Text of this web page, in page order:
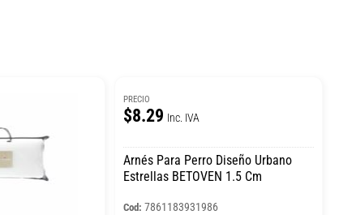
PRECIO
$8.29 Inc. IVA
Arnés Para Perro Diseño Urbano
Estrellas BETOVEN 1.5 Cm
Cod: 7861183931986